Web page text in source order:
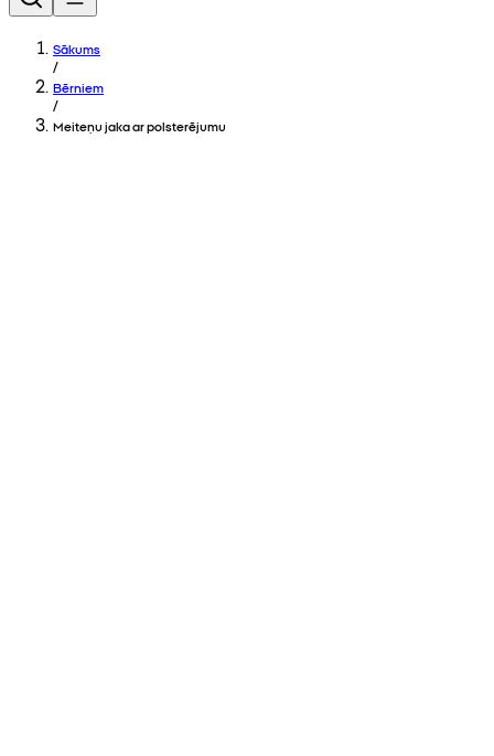
Sākums
/
Bērniem
/
Meiteņu jaka ar polsterējumu